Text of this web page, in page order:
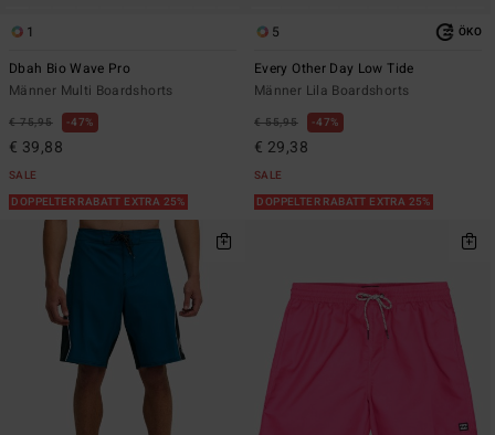
1
Dbah Bio Wave Pro
Männer Multi Boardshorts
€ 75,95 47%
€ 39,88
SALE
DOPPELTER RABATT EXTRA 25%
5 ÖKO
Every Other Day Low Tide
Männer Lila Boardshorts
€ 55,95 47%
€ 29,38
SALE
DOPPELTER RABATT EXTRA 25%